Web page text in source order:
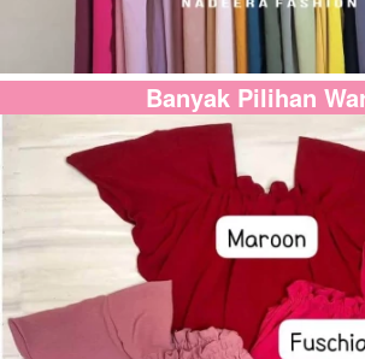
Banyak Pilihan